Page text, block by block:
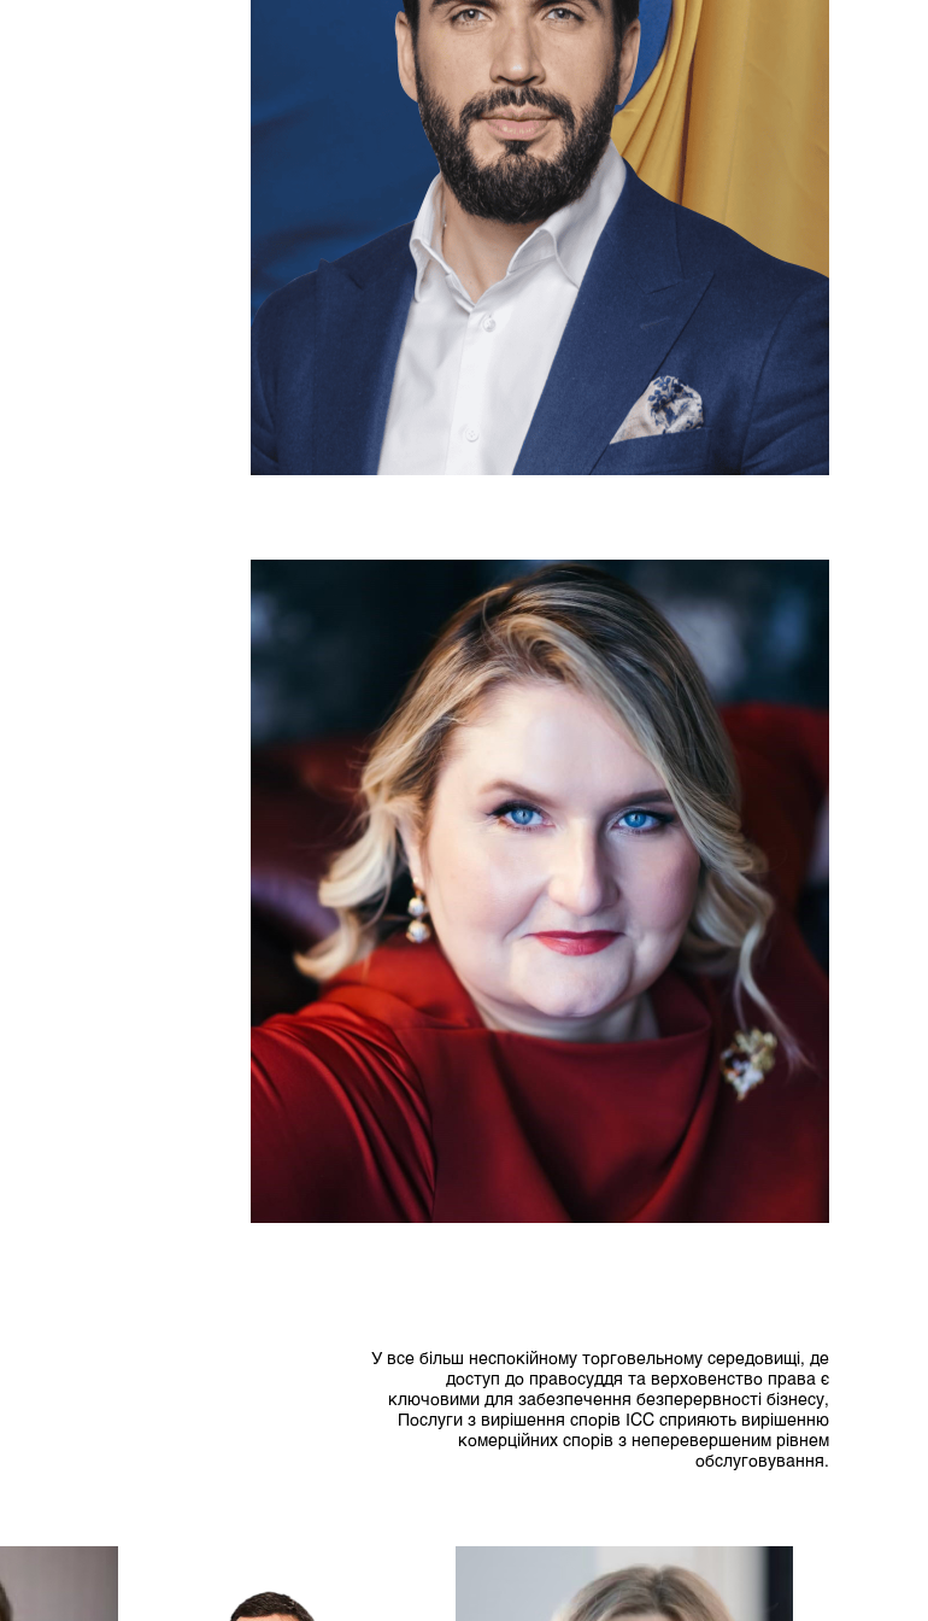
У все більш неспокійному торговельному середовищі, де
доступ до правосуддя та верховенство права є
ключовими для забезпечення безперервності бізнесу,
Послуги з вирішення спорів ICC сприяють вирішенню
комерційних спорів з неперевершеним рівнем
обслуговування.